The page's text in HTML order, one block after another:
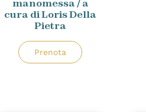
manomessa / a
cura di Loris Della
Pietra
Prenota